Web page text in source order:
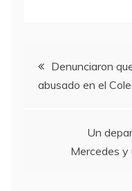
b
o
a
Navegación
de
entradas
Denunciaron
abusado en el
Un
Mercedes y